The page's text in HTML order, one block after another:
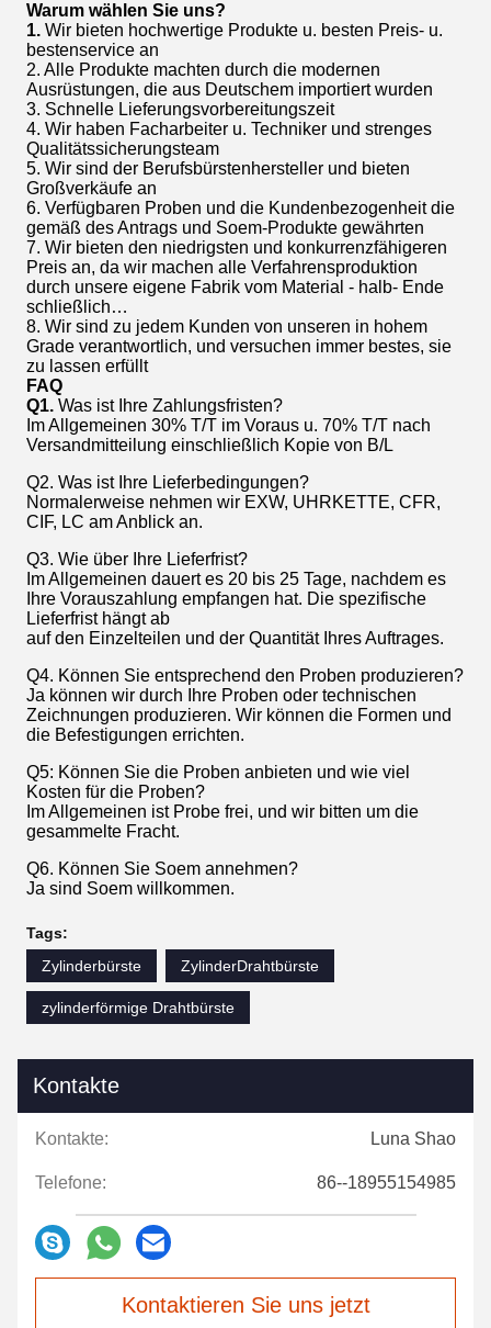
Warum wählen Sie uns?
1. Wir bieten hochwertige Produkte u. besten Preis- u.
bestenservice an
2. Alle Produkte machten durch die modernen
Ausrüstungen, die aus Deutschem importiert wurden
3. Schnelle Lieferungsvorbereitungszeit
4. Wir haben Facharbeiter u. Techniker und strenges
Qualitätssicherungsteam
5. Wir sind der Berufsbürstenhersteller und bieten
Großverkäufe an
6. Verfügbaren Proben und die Kundenbezogenheit die
gemäß des Antrags und Soem-Produkte gewährten
7. Wir bieten den niedrigsten und konkurrenzfähigeren
Preis an, da wir machen alle Verfahrensproduktion
durch unsere eigene Fabrik vom Material - halb- Ende
schließlich…
8. Wir sind zu jedem Kunden von unseren in hohem
Grade verantwortlich, und versuchen immer bestes, sie
zu lassen erfüllt
FAQ
Q1. Was ist Ihre Zahlungsfristen?
Im Allgemeinen 30% T/T im Voraus u. 70% T/T nach
Versandmitteilung einschließlich Kopie von B/L
Q2. Was ist Ihre Lieferbedingungen?
Normalerweise nehmen wir EXW, UHRKETTE, CFR,
CIF, LC am Anblick an.
Q3. Wie über Ihre Lieferfrist?
Im Allgemeinen dauert es 20 bis 25 Tage, nachdem es
Ihre Vorauszahlung empfangen hat. Die spezifische
Lieferfrist hängt ab
auf den Einzelteilen und der Quantität Ihres Auftrages.
Q4. Können Sie entsprechend den Proben produzieren?
Ja können wir durch Ihre Proben oder technischen
Zeichnungen produzieren. Wir können die Formen und
die Befestigungen errichten.
Q5: Können Sie die Proben anbieten und wie viel
Kosten für die Proben?
Im Allgemeinen ist Probe frei, und wir bitten um die
gesammelte Fracht.
Q6. Können Sie Soem annehmen?
Ja sind Soem willkommen.
Tags:
Zylinderbürste
ZylinderDrahtbürste
zylinderförmige Drahtbürste
Kontakte
Kontakte: Luna Shao
Telefone: 86--18955154985
Kontaktieren Sie uns jetzt